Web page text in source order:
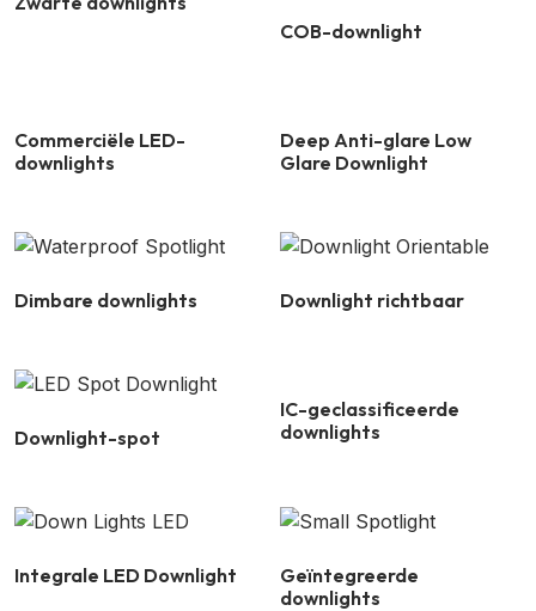
COB-downlight
Commerciële LED-
downlights
Deep Anti-glare Low
Glare Downlight
Dimbare downlights Downlight richtbaar
Downlight-spot
IC-geclassificeerde
downlights
Integrale LED Downlight
Geïntegreerde
downlights